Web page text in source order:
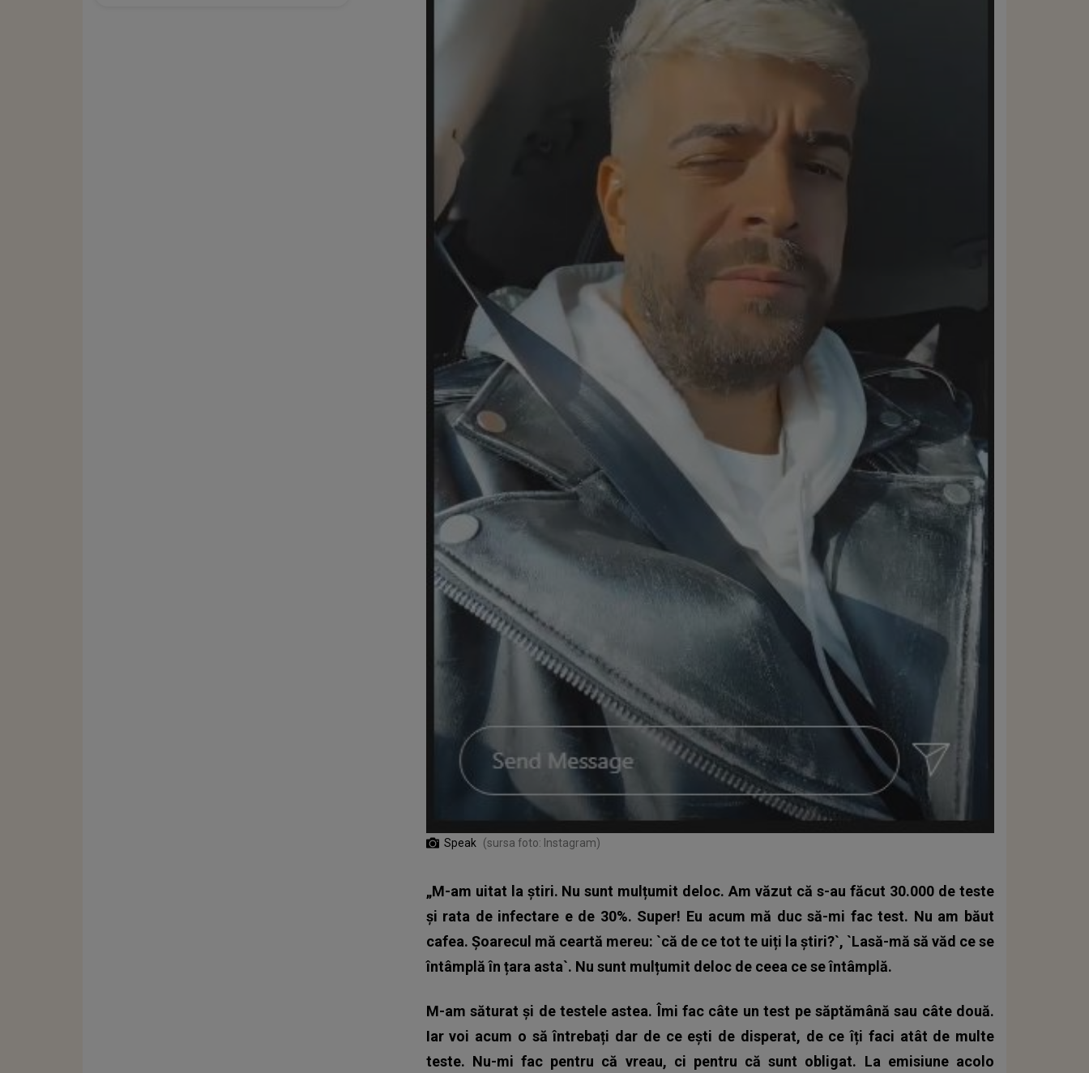
Speak (sursa foto: Instagram)
„M-am uitat la știri. Nu sunt mulțumit deloc. Am văzut că s-au făcut 30.000 de teste
și rata de infectare e de 30%. Super! Eu acum mă duc să-mi fac test. Nu am băut
cafea. Șoarecul mă ceartă mereu: `că de ce tot te uiți la știri?`, `Lasă-mă să văd ce se
întâmplă în țara asta`. Nu sunt mulțumit deloc de ceea ce se întâmplă.
M-am săturat și de testele astea. Îmi fac câte un test pe săptămână sau câte două.
Iar voi acum o să întrebați dar de ce ești de disperat, de ce îți faci atât de multe
teste. Nu-mi fac pentru că vreau, ci pentru că sunt obligat. La emisiune acolo